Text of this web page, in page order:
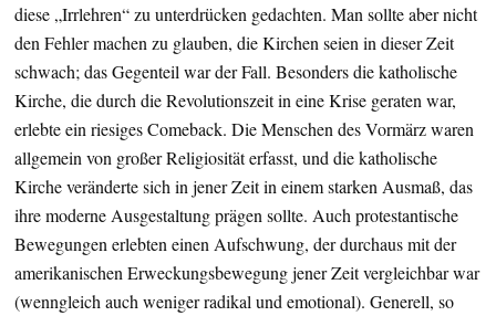
diese „Irrlehren“ zu unterdrücken gedachten. Man sollte aber nicht
den Fehler machen zu glauben, die Kirchen seien in dieser Zeit
schwach; das Gegenteil war der Fall. Besonders die katholische
Kirche, die durch die Revolutionszeit in eine Krise geraten war,
erlebte ein riesiges Comeback. Die Menschen des Vormärz waren
allgemein von großer Religiosität erfasst, und die katholische
Kirche veränderte sich in jener Zeit in einem starken Ausmaß, das
ihre moderne Ausgestaltung prägen sollte. Auch protestantische
Bewegungen erlebten einen Aufschwung, der durchaus mit der
amerikanischen Erweckungsbewegung jener Zeit vergleichbar war
(wenngleich auch weniger radikal und emotional). Generell, so